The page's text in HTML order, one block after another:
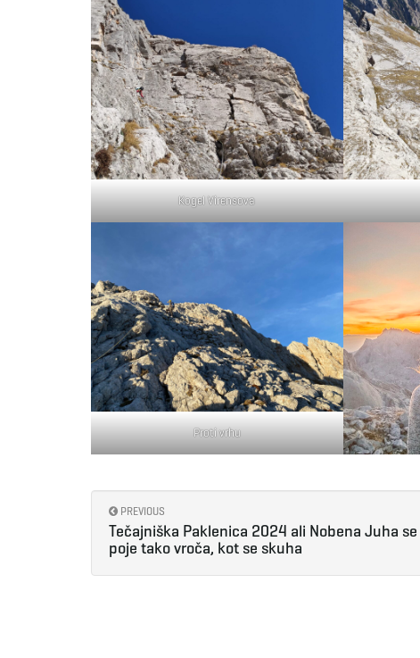
Kogel Virensova
Proti vrhu
PREVIOUS
Tečajniška Paklenica 2024 ali Nobena Juha se
poje tako vroča, kot se skuha